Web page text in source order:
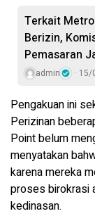
Terkait
Berizin,
Pemasaran
admin 15/
Pengakuan ini
Perizinan
Point belum
menyatakan
karena mereka
proses birokrasi
kedinasan.